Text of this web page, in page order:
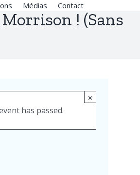
Médias Contact
! (Sans
×
has passed.